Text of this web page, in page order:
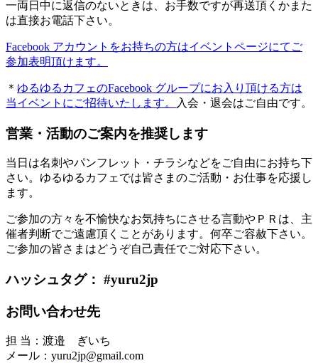
一両日中に返信のないときは、お手数ですが再送頂くかまた
は直接お電話下さい。
Facebook アカウントをお持ちの方はイベントページにてご
参加表明頂けます。
＊ ゆるゆるカフェのFacebook グループにお入り頂ける方は
当イベントにご招待いたします。
入会・退会はご自由です。
営業・活動のご案内を推奨します
当日は名刺やパンフレット・チラシなどをご自由にお持ち下
さい。ゆるゆるカフェでは皆さまのご活動・お仕事を応援し
ます。
ご参加の方々を不愉快なお気持ちにさせる言動やＰＲは、主
催者判断でご遠慮頂くことがあります。何卒ご容赦下さい。
ご参加の皆さまはどうぞ自己責任でご対応下さい。
ハッシュタグ： #yuru2jp
お問い合わせ先
担 当：渡邉 ぎいち
メール：yuru2jp@gmail.com